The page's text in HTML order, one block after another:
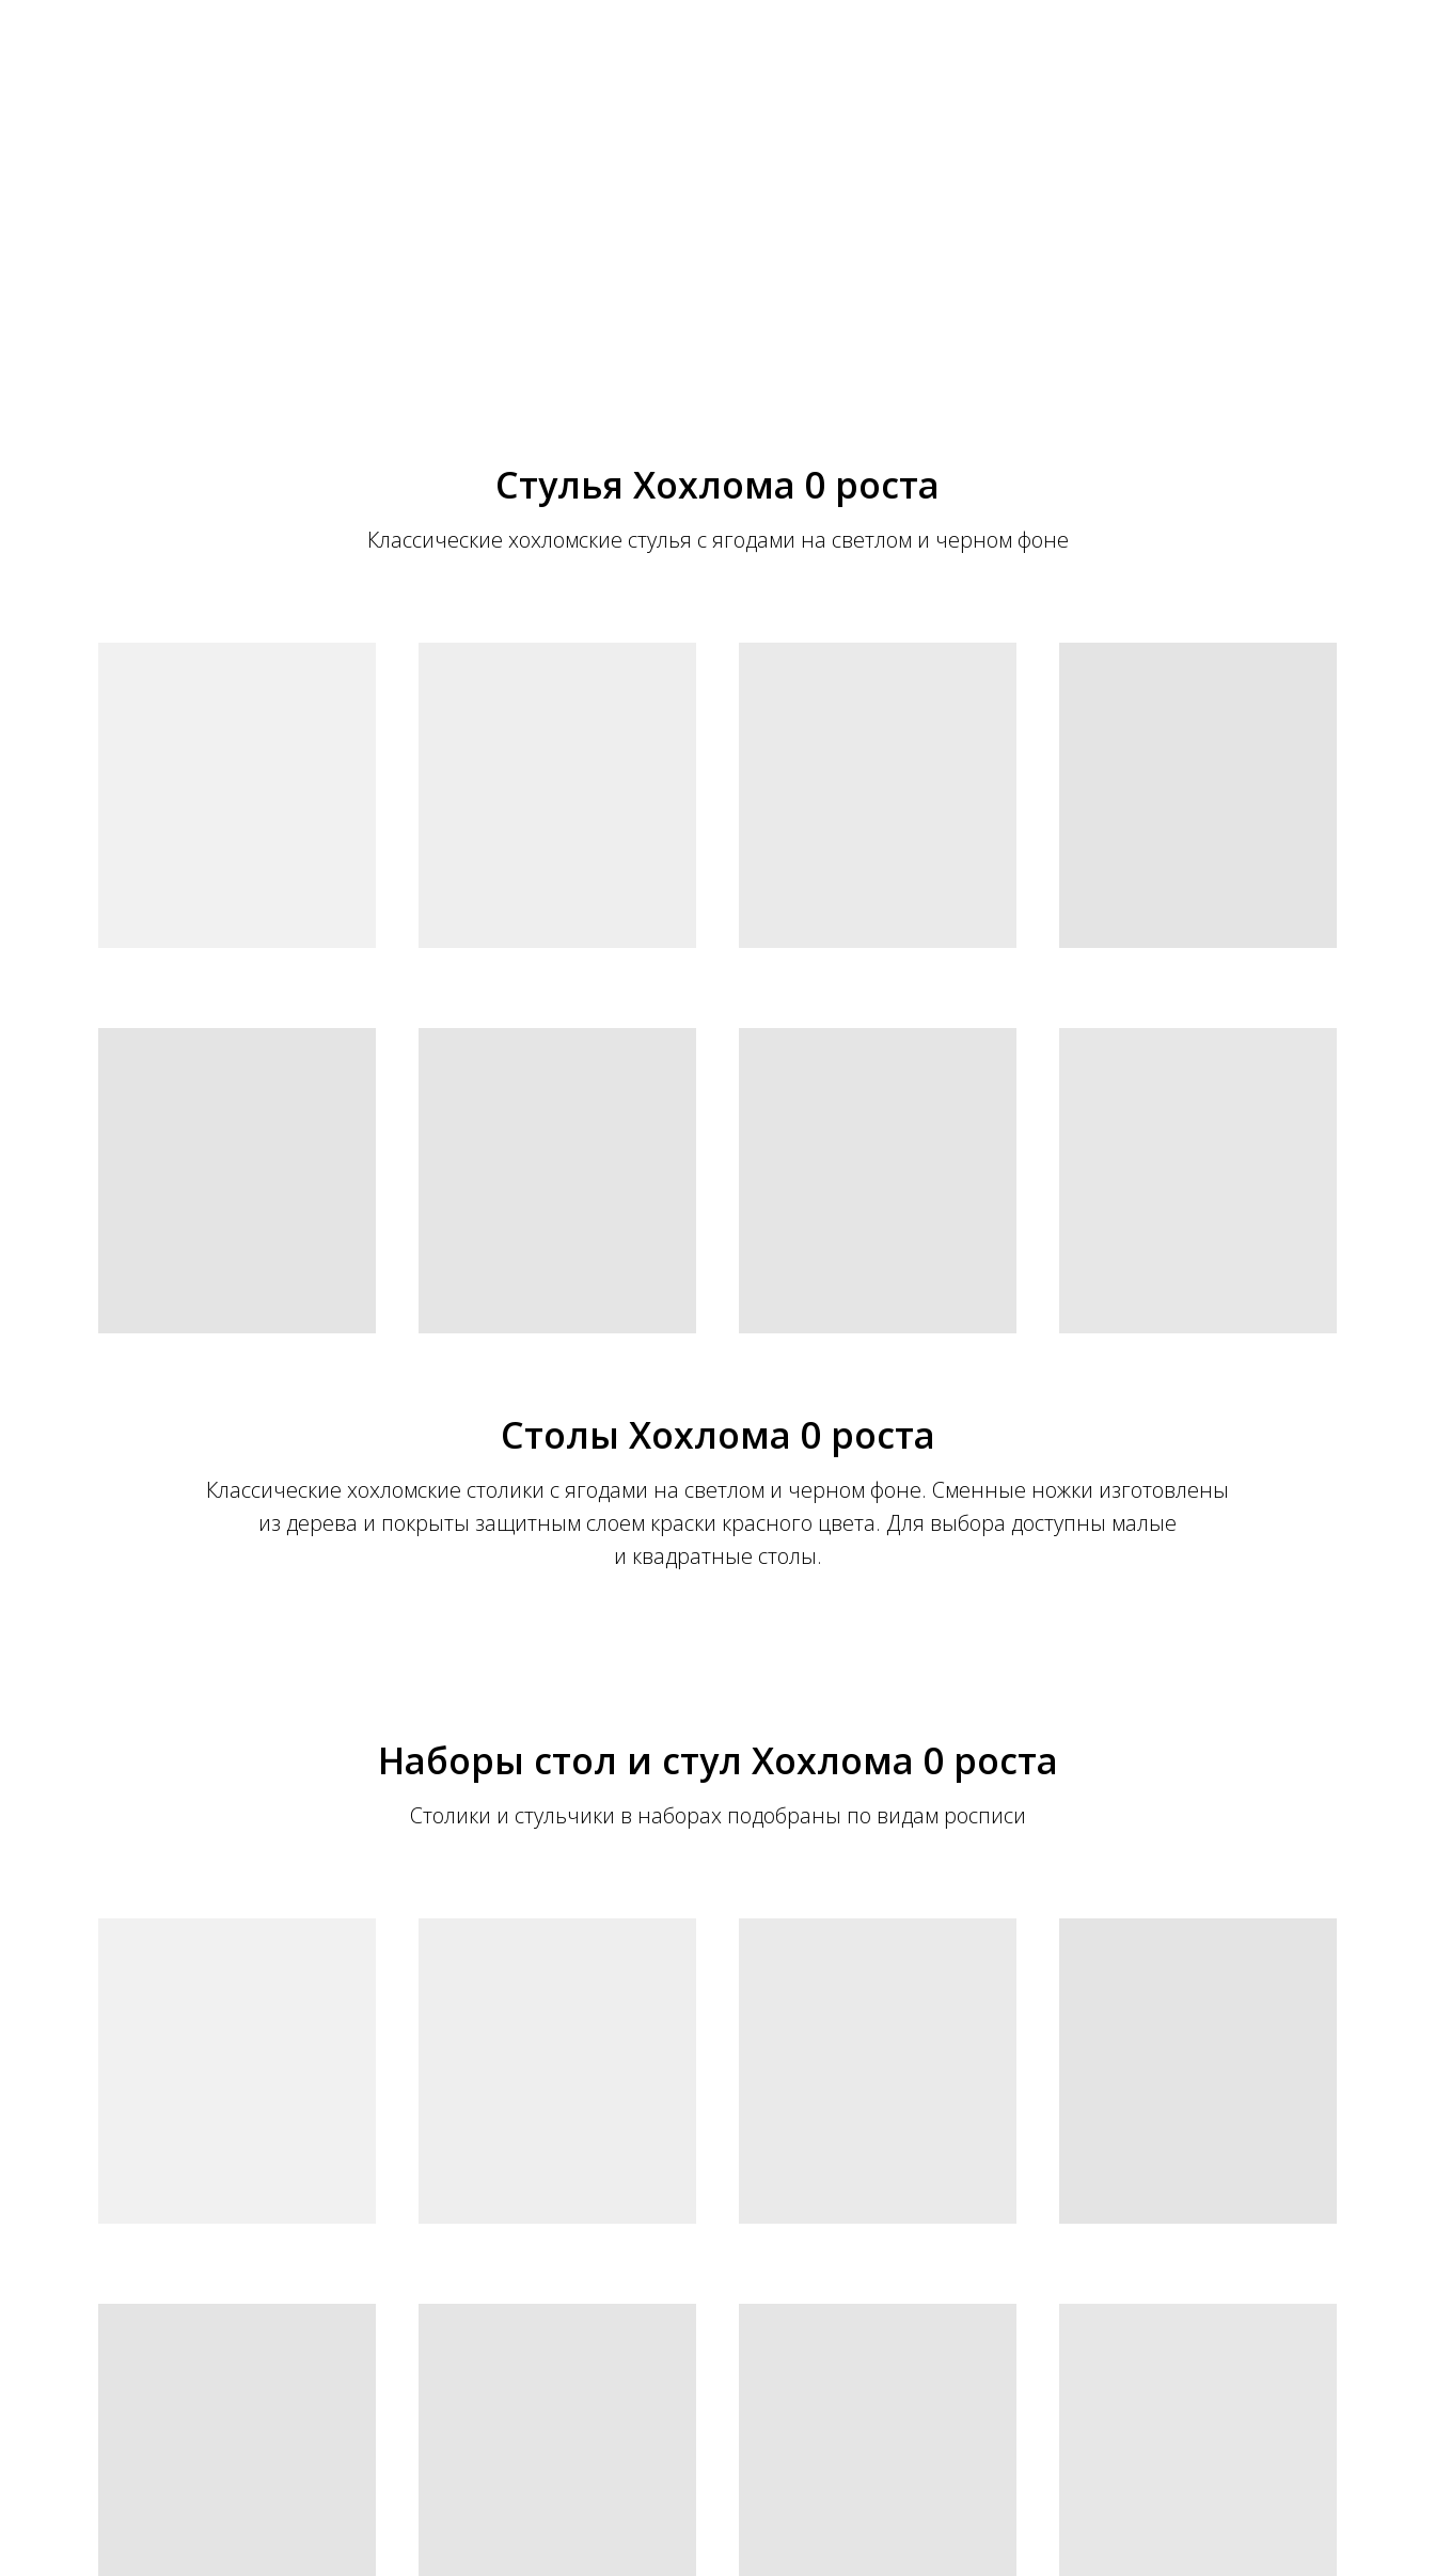
Стулья Хохлома 0 роста
Классические хохломские стулья с ягодами на светлом и черном фоне
Столы Хохлома 0 роста
Классические хохломские столики с ягодами на светлом и черном фоне. Сменные ножки изготовлены
из дерева и покрыты защитным слоем краски красного цвета. Для выбора доступны малые
и квадратные столы.
Наборы стол и стул Хохлома 0 роста
Столики и стульчики в наборах подобраны по видам росписи